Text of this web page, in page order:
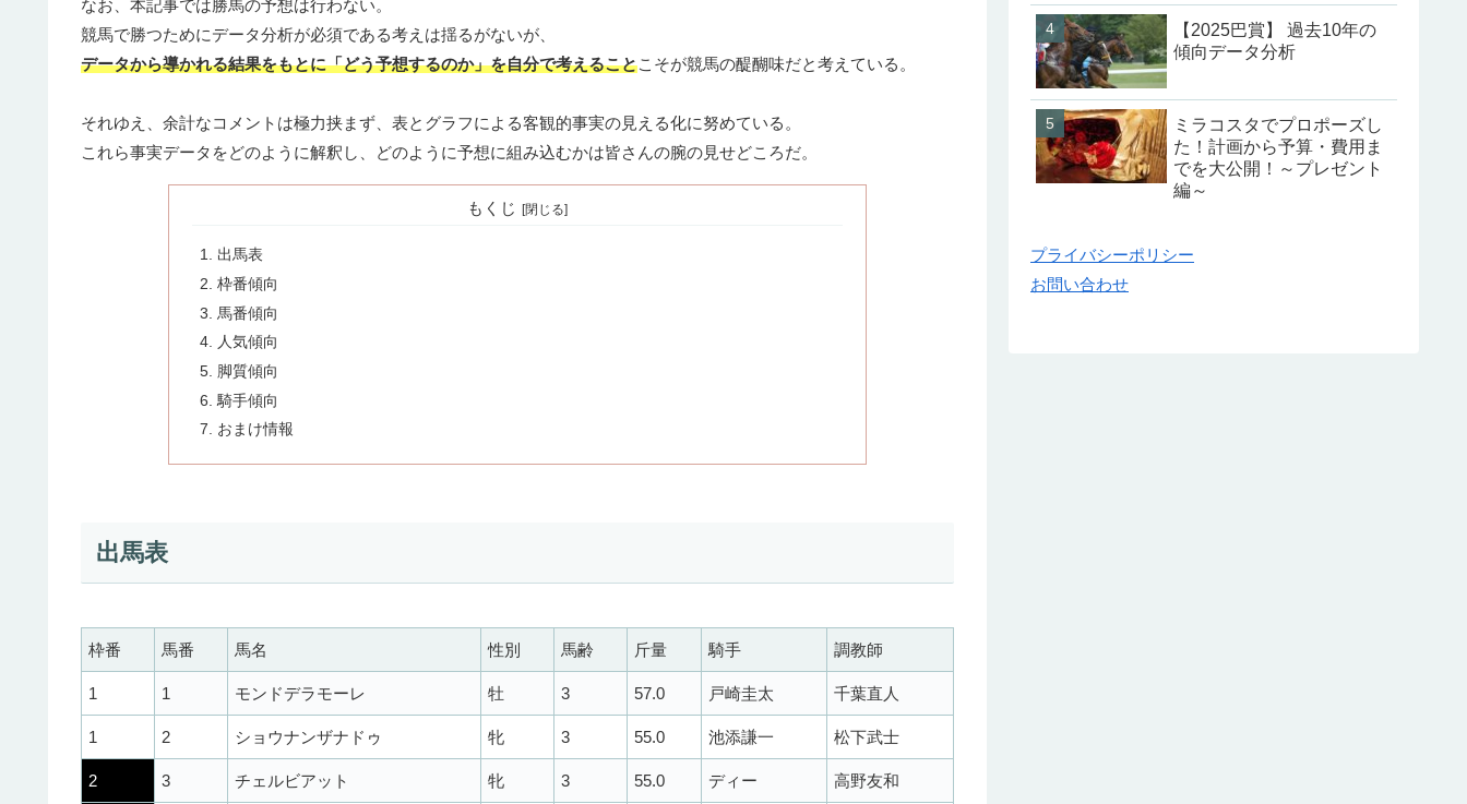
なお、本記事では勝馬の予想は行わない。
競馬で勝つためにデータ分析が必須である考えは揺るがないが、
データから導かれる結果をもとに「どう予想するのか」を自分で考えることこそが競馬の醍醐味だと考えている。
それゆえ、余計なコメントは極力挟まず、表とグラフによる客観的事実の見える化に努めている。
これら事実データをどのように解釈し、どのように予想に組み込むかは皆さんの腕の見せどころだ。
もくじ
出馬表
枠番傾向
馬番傾向
人気傾向
脚質傾向
騎手傾向
おまけ情報
出馬表
枠番 馬番 馬名 性別 馬齢 斤量 騎手 調教師
1 1 モンドデラモーレ 牡 3 57.0 戸崎圭太 千葉直人
1 2 ショウナンザナドゥ 牝 3 55.0 池添謙一 松下武士
2 3 チェルビアット 牝 3 55.0 ディー 高野友和
【2025巴賞】 過去10年の
傾向データ分析
ミラコスタでプロポーズし
た！計画から予算・費用ま
でを大公開！～プレゼント
編～
プライバシーポリシー
お問い合わせ